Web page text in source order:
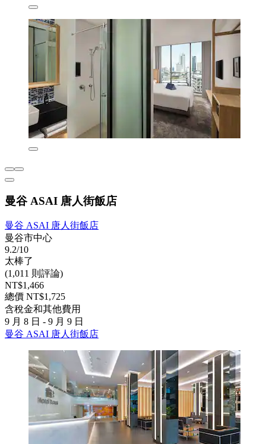
曼谷 ASAI 唐人街飯店
曼谷 ASAI 唐人街飯店
曼谷市中心
9.2/10
太棒了
(1,011 則評論)
NT$1,466
總價 NT$1,725
含稅金和其他費用
9 月 8 日 - 9 月 9 日
曼谷 ASAI 唐人街飯店